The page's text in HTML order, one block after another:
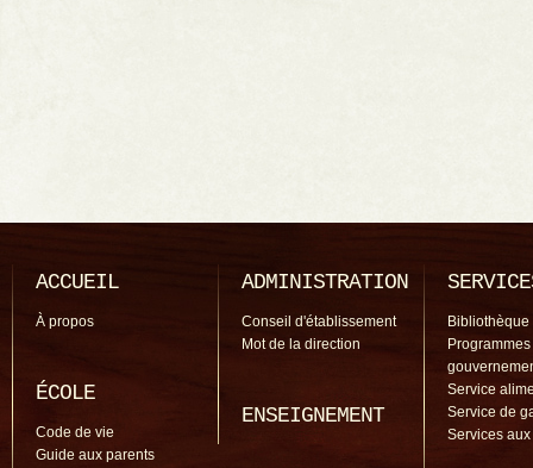
ACCUEIL
À propos
ÉCOLE
Code de vie
Guide aux parents
ADMINISTRATION
Conseil d'établissement
Mot de la direction
ENSEIGNEMENT
Bibliothèque
Programmes
Service
Service de
Services